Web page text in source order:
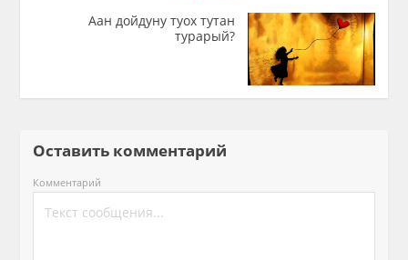
Аан дойдуну туох тутан
турарый?
Оставить комментарий
Комментарий